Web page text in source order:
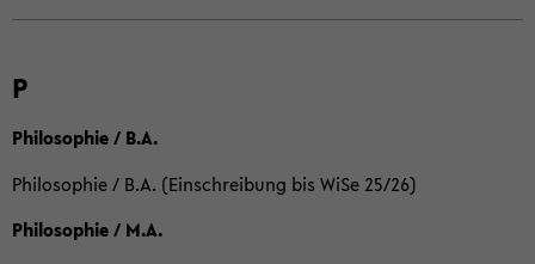
P
Philosophie / B.A.
Philosophie / B.A. (Einschreibung bis WiSe 25/26)
Philosophie / M.A.